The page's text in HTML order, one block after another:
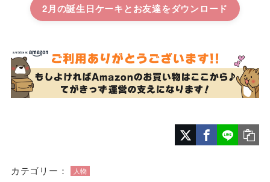
2月の誕生日ケーキとお友達
カテゴリー： 人物